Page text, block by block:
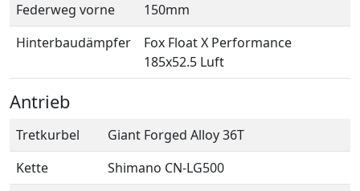
Federweg vorne
150mm
Hinterbaudämpfer
Fox Float X Performance
185x52.5 Luft
Antrieb
Tretkurbel
Giant Forged Alloy 36T
Kette
Shimano CN-LG500